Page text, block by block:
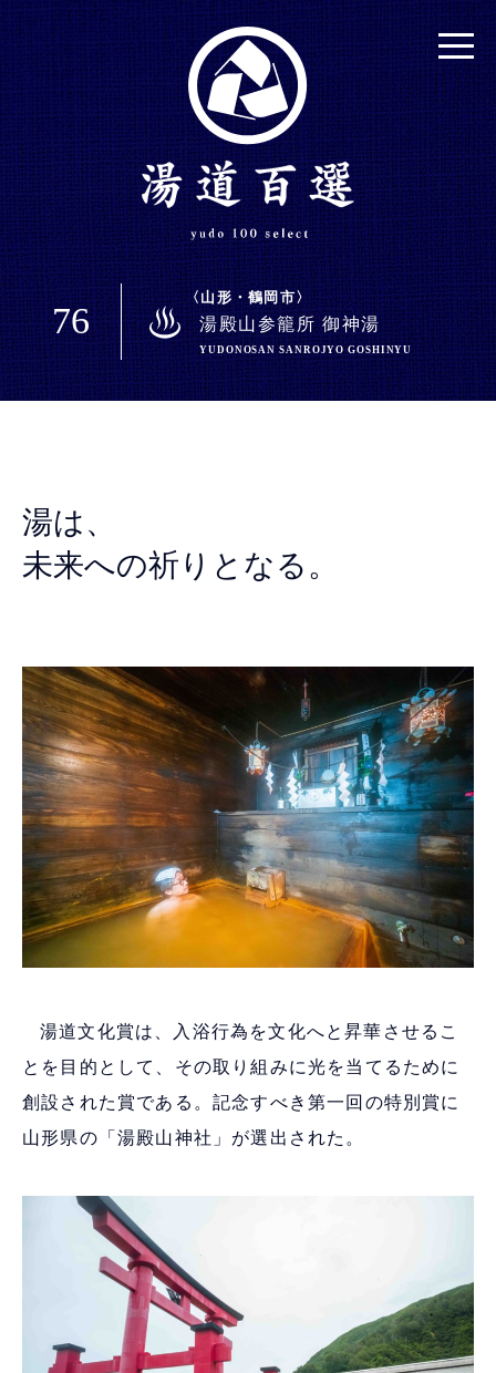
76
山形・鶴岡市
湯殿山参籠所 御神湯
YUDONOSAN SANROJYO GOSHINYU
湯は、
未来への祈りとなる。
湯道文化賞は、入浴行為を文化へと昇華させるこ
とを目的として、その取り組みに光を当てるために
創設された賞である。記念すべき第一回の特別賞に
山形県の「湯殿山神社」が選出された。